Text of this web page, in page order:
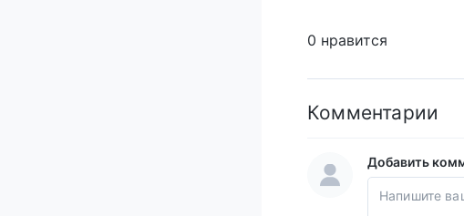
0 нравится
Комментарии
Добавить